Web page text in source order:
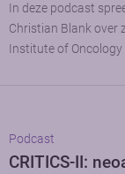
In deze podcast
Christian Blank over
Institute of
Podcast
CRITICS-II: